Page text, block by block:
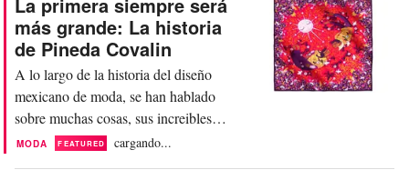
haz tomado antes de llegar a ese
momento, es tu personalidad y
compromiso juntos en equilibrio para
presentarte a...
más grande: La historia
de Pineda Covalin
A lo largo de la historia del diseño
mexicano de moda, se han hablado
sobre muchas cosas, sus increibles
inspiraciones, su manufactura, su
MODA FEATURED cargando...